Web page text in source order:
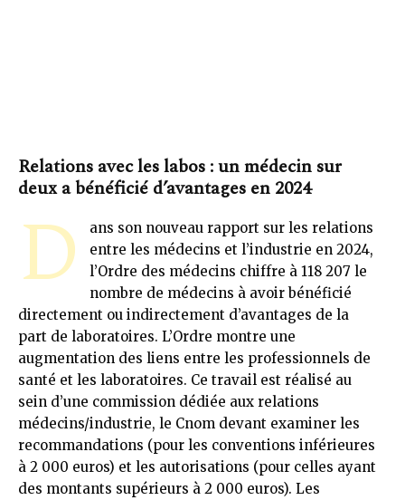
Relations avec les labos : un médecin sur
deux a bénéficié d’avantages en 2024
D
ans son nouveau rapport sur les relations
entre les médecins et l’industrie en 2024,
l’Ordre des médecins chiffre à 118 207 le
nombre de médecins à avoir bénéficié
directement ou indirectement d’avantages de la
part de laboratoires. L’Ordre montre une
augmentation des liens entre les professionnels de
santé et les laboratoires. Ce travail est réalisé au
sein d’une commission dédiée aux relations
médecins/industrie, le Cnom devant examiner les
recommandations (pour les conventions inférieures
à 2 000 euros) et les autorisations (pour celles ayant
des montants supérieurs à 2 000 euros). Les